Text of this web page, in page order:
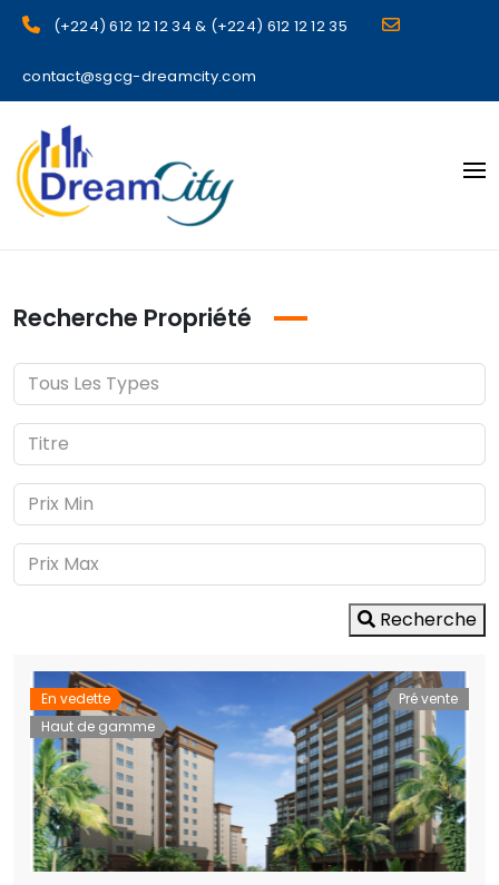
(+224) 612 12 12 34 & (+224) 612 12 12 35
contact@sgcg-dreamcity.com
sgcg dreamcity
Recherche Propriété
Recherche
En vedette
Haut de gamme
Pré vente